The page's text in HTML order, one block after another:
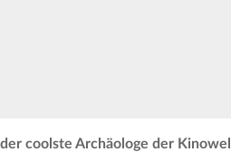
der coolste Archäologe der